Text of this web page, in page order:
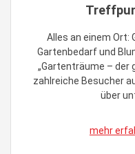
Alles an einem Ort:
Gartenbedarf und
„Gartenträume – der
zahlreiche Besucher
über